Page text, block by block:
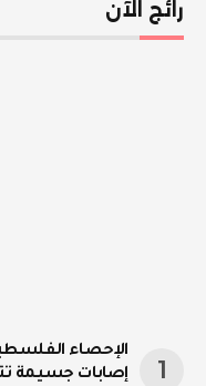
رائج الآن
إصابات جسيمة